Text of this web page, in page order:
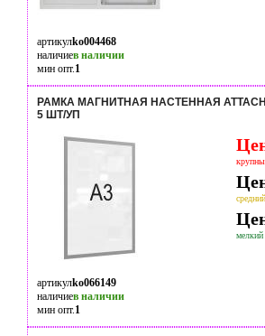
артикулko004468
наличиев наличии
мин опт.1
РАМКА МАГНИТНАЯ НАСТЕННАЯ
5 ШТ/УП
мелкий
артикулko066149
наличиев наличии
мин опт.1